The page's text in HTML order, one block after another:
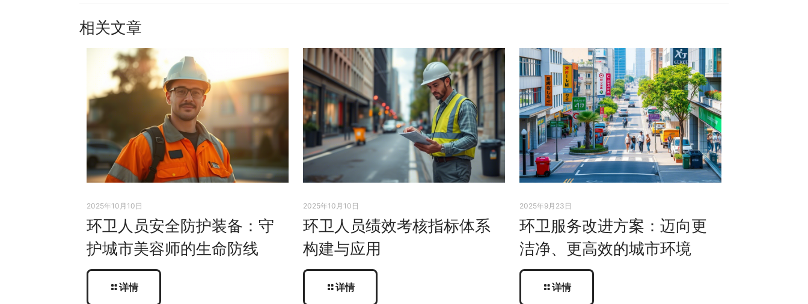
相关文章
2025年10月10日
环卫人员安全防护装备：守
护城市美容师的生命防线
详情
2025年10月10日
环卫人员绩效考核指标体系
构建与应用
详情
2025年9月23日
环卫服务改进方案：迈向更
洁净、更高效的城市环境
详情